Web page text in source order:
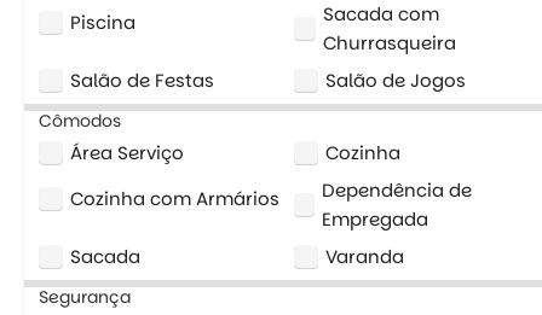
Piscina
Sacada com
Churrasqueira
Salão de Festas
Salão de Jogos
Cômodos
Área Serviço
Cozinha
Cozinha com Armários
Dependência de
Empregada
Sacada
Varanda
Segurança